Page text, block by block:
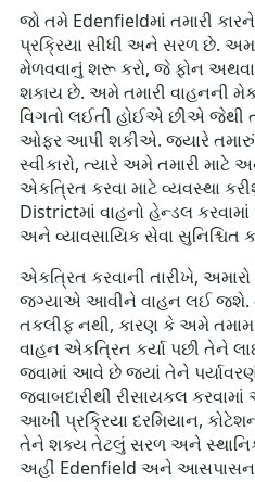
જો તમે Edenfieldમાં તમારી
પ્રક્રિયા સીધી અને સરળ છે.
મેળવવાનું શરૂ કરો, જે ફોન
શકાય છે. અમે તમારી વાહનની
વિગતો લઈતી હોઈએ છીએ જેથી
ઓફર આપી શકીએ. જ્યારે
સ્વીકારો, ત્યારે અમે તમારી
એકત્રિત કરવા માટે વ્યવસ્થા
Districtમાં વાહનો હેન્ડલ
અને વ્યાવસાયિક સેવા સુનિશ્ચિત
એકત્રિત કરવાની તારીખે,
જગ્યાએ આવીને વાહન લઈ જશે.
તકલીફ નથી, કારણ કે અમે
વાહન એકત્રિત કર્યા પછી તેને
જવામાં આવે છે જ્યાં તેને
જવાબદારીથી રીસાયકલ
આખી પ્રક્રિયા દરમિયાન,
તેને શક્ય તેટલું સરળ અને
અહીં Edenfield અને આસપાસના